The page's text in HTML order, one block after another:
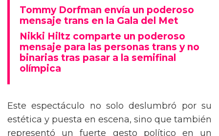
Tommy Dorfman envía un poderoso
mensaje trans en la Gala del Met
Nikki Hiltz comparte un poderoso
mensaje para las personas trans y no
binarias tras pasar a la semifinal
olímpica
Este espectáculo no solo deslumbró por su
estética y puesta en escena, sino que también
representó un fuerte gesto político en un